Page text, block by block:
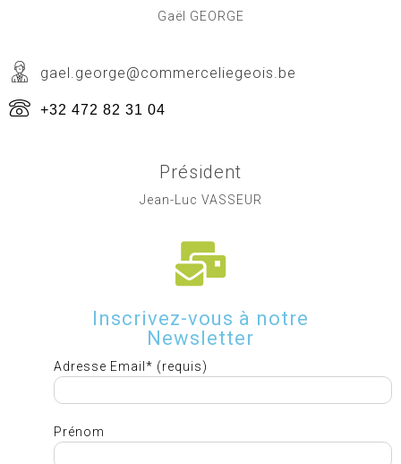
Gaël GEORGE
gael.george@commerceliegeois.be
+32 472 82 31 04
Président
Jean-Luc VASSEUR
Inscrivez-vous à notre
Newsletter
Adresse Email* (requis)
Prénom